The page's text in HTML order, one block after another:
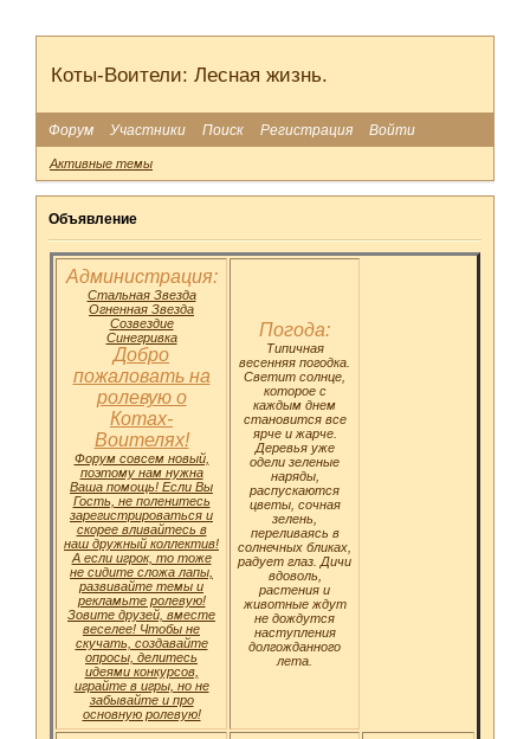
Коты-Воители: Лесная жизнь.
Форум Участники Поиск Регистрация Войти
Активные темы
Объявление
Администрация:
Стальная Звезда
Огненная Звезда
Созвездие
Синегривка
Добро
пожаловать на
ролевую о
Котах-
Воителях!
Форум совсем новый,
поэтому нам нужна
Ваша помощь! Если Вы
Гость, не поленитесь
зарегистрироваться и
скорее вливайтесь в
наш дружный коллектив!
А если игрок, то тоже
не сидите сложа лапы,
развивайте темы и
рекламьте ролевую!
Зовите друзей, вместе
веселее! Чтобы не
скучать, создавайте
опросы, делитесь
идеями конкурсов,
играйте в игры, но не
забывайте и про
основную ролевую!
Погода:
Типичная
весенняя погодка.
Светит солнце,
которое с
каждым днем
становится все
ярче и жарче.
Деревья уже
одели зеленые
наряды,
распускаются
цветы, сочная
зелень,
переливаясь в
солнечных бликах,
радует глаз. Дичи
вдоволь,
растения и
животные ждут
не дождутся
наступления
долгожданного
лета.